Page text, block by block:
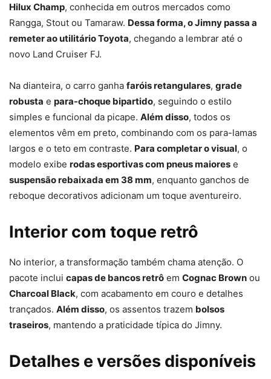
Hilux Champ, conhecida em outros mercados como
Rangga, Stout ou Tamaraw. Dessa forma, o Jimny passa a
remeter ao utilitário Toyota, chegando a lembrar até o
novo Land Cruiser FJ.
Na dianteira, o carro ganha faróis retangulares, grade
robusta e para-choque bipartido, seguindo o estilo
simples e funcional da picape. Além disso, todos os
elementos vêm em preto, combinando com os para-lamas
largos e o teto em contraste. Para completar o visual, o
modelo exibe rodas esportivas com pneus maiores e
suspensão rebaixada em 38 mm, enquanto ganchos de
reboque decorativos adicionam um toque aventureiro.
Interior com toque retrô
No interior, a transformação também chama atenção. O
pacote inclui capas de bancos retrô em Cognac Brown ou
Charcoal Black, com acabamento em couro e detalhes
trançados. Além disso, os assentos trazem bolsos
traseiros, mantendo a praticidade típica do Jimny.
Detalhes e versões disponíveis